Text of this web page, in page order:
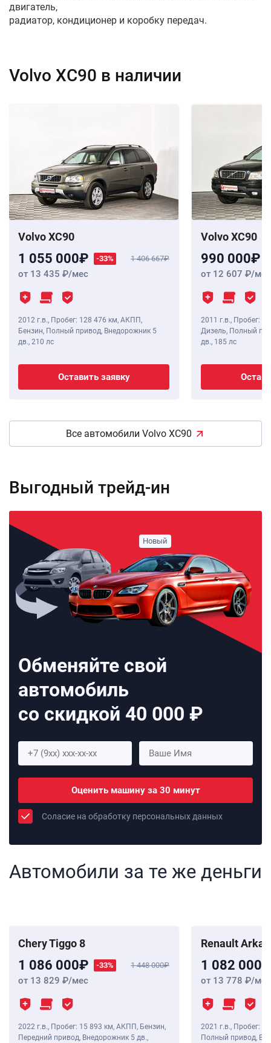
двигатель,
радиатор, кондиционер и коробку передач.
Volvo XC90 в наличии
Volvo XC90
1 055 000 -33% 1 406 667
от 13 435 /мес
2012 г.в., Пробег: 128 476 км, АКПП,
Бензин, Полный привод, Внедорожник 5
дв., 210 лс
Оставить заявку
Volvo XC90
990 000
от 12 607 /мес
2011 г.в., Пробег:
Дизель, Полный
дв., 185 лс
Все автомобили Volvo XC90
Выгодный трейд-ин
Обменяйте свой
автомобиль
со скидкой 40 000 ₽
Оценить машину за 30 минут
Соласие на обработку персональных данных
Автомобили за те же деньги
Chery Tiggo 8
1 086 000 -33% 1 448 000
от 13 829 /мес
2022 г.в., Пробег: 15 893 км, АКПП, Бензин,
Передний привод, Внедорожник 5 дв.,
Renault
1 082 000
от 13 778 /мес
2021 г.в., Пробег:
Полный привод,